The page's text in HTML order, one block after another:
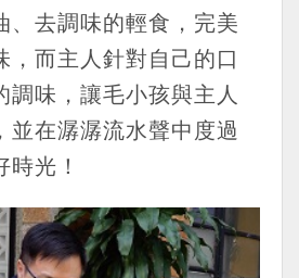
、去調味的輕食，完美
，而主人針對自己的口
調味，讓毛小孩與主人
並在潺潺流水聲中度過
光！